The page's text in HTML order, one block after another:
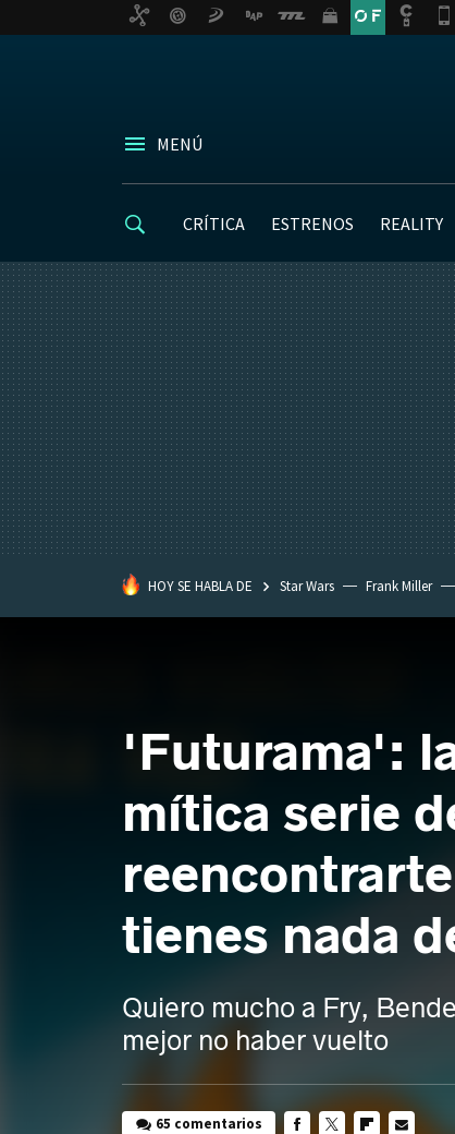
MENÚ
CRÍTICA ESTRENOS REALITY
HOY SE HABLA DE Star Wars Frank Miller
'Futurama':
mítica serie
tienes nada
Quiero mucho a Fry,
mejor no haber vuelto
65 comentarios